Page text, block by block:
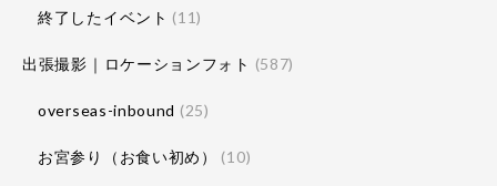
終了したイベント (11)
出張撮影｜ロケーションフォト (587)
overseas-inbound (25)
お宮参り（お食い初め） (10)